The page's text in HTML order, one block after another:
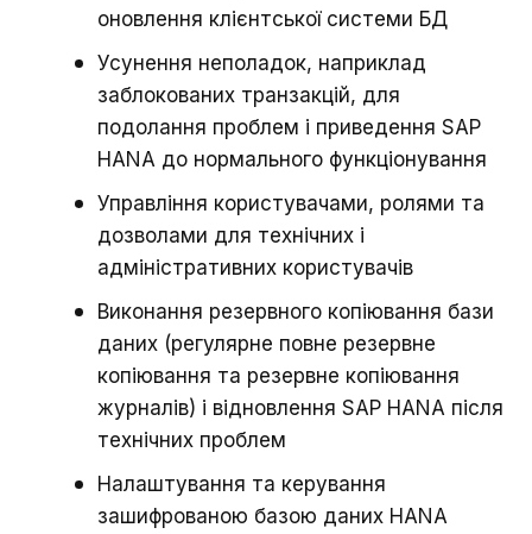
оновлення клієнтської системи БД
Усунення неполадок, наприклад
заблокованих транзакцій, для
подолання проблем і приведення SAP
HANA до нормального функціонування
Управління користувачами, ролями та
дозволами для технічних і
адміністративних користувачів
Виконання резервного копіювання бази
даних (регулярне повне резервне
копіювання та резервне копіювання
журналів) і відновлення SAP HANA після
технічних проблем
Налаштування та керування
зашифрованою базою даних HANA